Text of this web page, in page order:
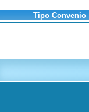
Tipo Convenio